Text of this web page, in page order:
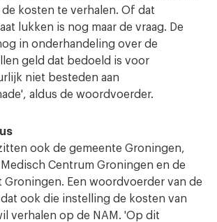
kosten te verhalen. Of dat
lukken is nog maar de vraag. De
in onderhandeling over de
geld dat bedoeld is voor
niet besteden aan
aldus de woordvoerder.
ook de gemeente Groningen,
Centrum Groningen en de
Groningen. Een woordvoerder van de
dat ook die instelling de kosten van
verhalen op de NAM. 'Op dit